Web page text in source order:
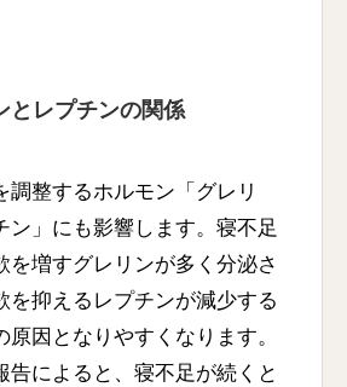
とレプチンの関係
調整するホルモン「グレリ
ン」にも影響します。寝不足
を増すグレリンが多く分泌さ
を抑えるレプチンが減少する
原因となりやすくなります。
告によると、寝不足が続くと